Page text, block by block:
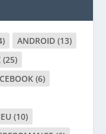
(6)
(22)
(3)
(4)
WORDPRESS